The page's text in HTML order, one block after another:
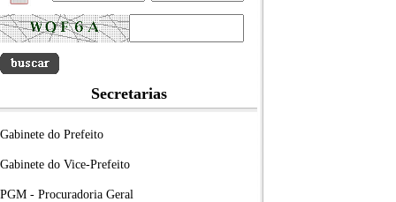
Secretarias
Gabinete do Prefeito
Gabinete do Vice-Prefeito
PGM - Procuradoria Geral